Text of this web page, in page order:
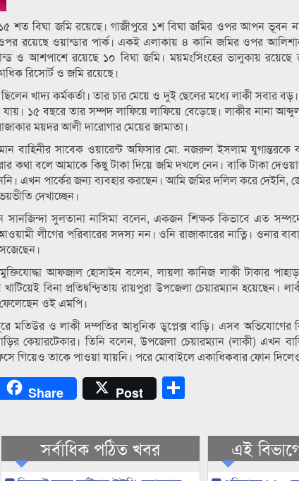
শত বিঘা জমি রয়েছে। গাজীপুরে ১শ বিঘা জমির ওপর আপন ভূবন
রয়েছে ওয়ান্ডার পার্ক। একই এলাকায় ৪ কানি জমির ওপর
ও আশপাশে রয়েছে ১০ বিঘা জমি। ময়মংসিংহের ভালুকায় রয়েছে
রিসোর্ট ও জমি রয়েছে।
খাদ্য কর্মকর্তা। তার চার মেয়ে ও দুই ছেলের মধ্যে লাকী সবার
১৫ বছরে তার সম্পদ লাফিয়ে লাফিয়ে বেড়েছে। লাকীর নানা
ময়দর আলী দারোগার মেয়ের জামাতা।
বাহিনীর সাবেক ওয়ারেন্ট অফিসার মো. নজরুল ইসলাম
বলে আমাকে কিছু টাকা দিয়ে জমি দখলে নেন। বাকি টাকা
এখন পার্কের জন্য ব্যবহার করছেন। আমি জমির দলিল করে
দেখাচ্ছেন।
সানজিন্দা সুলতানা নাসিমা বলেন, একজন শিক্ষক কিভাবে এত
লীগের পরিবারের সদস্য নন। ওনি রাজাকারের নাত্নি। ওনার
আফজাল হোসাইন বলেন, লায়লা কানিজ লাকী টাকার
বিনা প্রতিদ্বন্দ্বিতায় রায়পুরা উপজেলা চেয়ারম্যান হয়েছেন।
ওই এমপি।
মতিউর ও লাকী দম্পতির আধুনিক ডুপ্লেক্স বাড়ি। এসব অভিযোগের
কেয়ারটেকার। তিনি বলেন, উপজেলা চেয়ারম্যান (লাকী) এখন
গিয়েও তাকে পাওয়া যায়নি। পরে মোবাইলে একাধিকবার ফোন
Share Post
সর্বাধিক পঠিত খবর এই